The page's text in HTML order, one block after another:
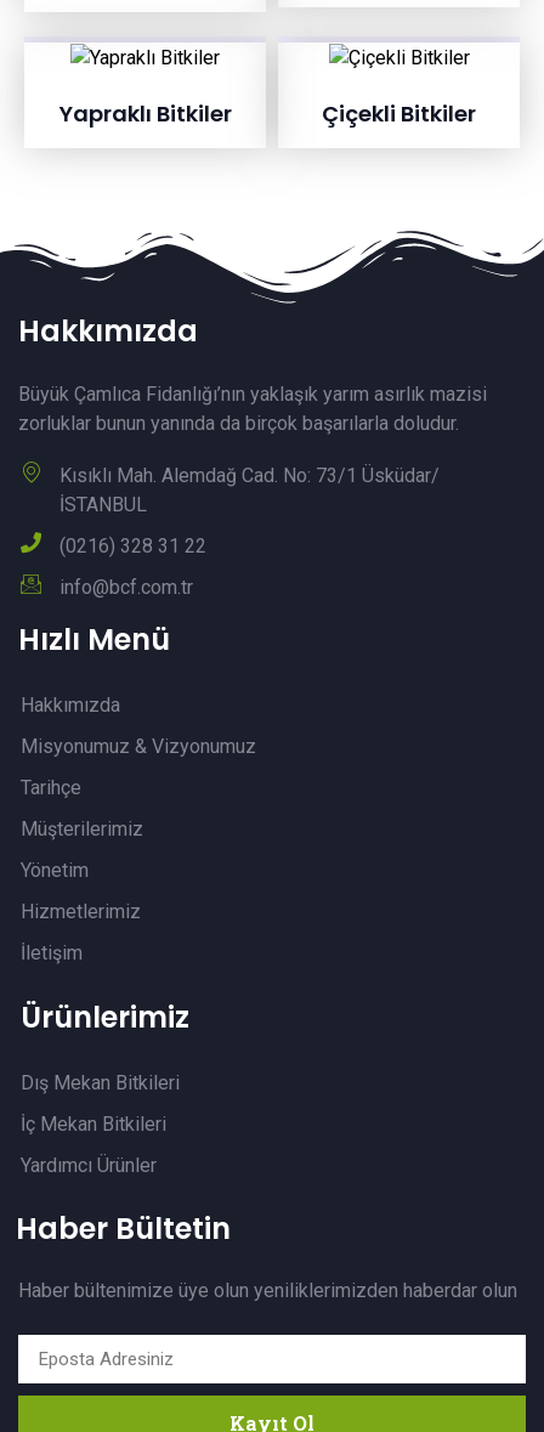
Yapraklı Bitkiler Çiçekli Bitkiler
Hakkımızda
Büyük Çamlıca Fidanlığı’nın yaklaşık yarım asırlık mazisi
zorluklar bunun yanında da birçok başarılarla doludur.
Kısıklı Mah. Alemdağ Cad. No: 73/1 Üsküdar/
İSTANBUL
(0216) 328 31 22
info@bcf.com.tr
Hızlı Menü
Hakkımızda
Misyonumuz & Vizyonumuz
Tarihçe
Müşterilerimiz
Yönetim
Hizmetlerimiz
İletişim
Ürünlerimiz
Dış Mekan Bitkileri
İç Mekan Bitkileri
Yardımcı Ürünler
Haber Bültetin
Haber bültenimize üye olun yeniliklerimizden haberdar olun
Kayıt Ol